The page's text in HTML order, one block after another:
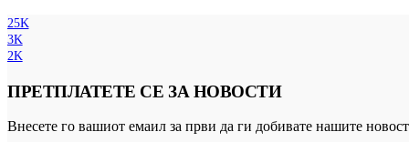
25K
3K
2K
ПРЕТПЛАТЕТЕ СЕ ЗА НОВОСТИ
Внесете го вашиот емаил за први да ги добивате нашите